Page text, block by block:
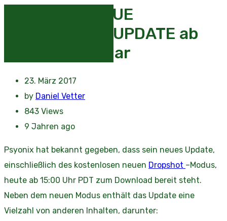
ROCKET LEAGUE
„DROPSHOT“-UPDATE ab
heute verfügbar
23. März 2017
by Daniel Vetter
843 Views
9 Jahren ago
Psyonix hat bekannt gegeben, dass sein neues Update,
einschließlich des kostenlosen neuen Dropshot –Modus,
heute ab 15:00 Uhr PDT zum Download bereit steht.
Neben dem neuen Modus enthält das Update eine
Vielzahl von anderen Inhalten, darunter: